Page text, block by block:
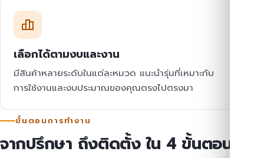
เลือกได้ตามงบและงาน
มีสินค้าหลายระดับในแต่ละหมวด แนะนำรุ่นที่เหมาะกับ
การใช้งานและงบประมาณของคุณตรงไปตรงมา
ขั้นตอนการทำงาน
จากปรึกษา ถึงติดตั้ง ใน 4 ขั้นตอน